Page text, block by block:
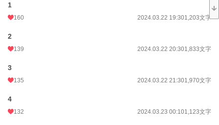
小説
BL
24h.ポイント
1
160 2024.03.22 19:301,203文字
2
139 2024.03.22 20:301,833文字
3
135 2024.03.22 21:301,970文字
4
132 2024.03.23 00:101,123文字